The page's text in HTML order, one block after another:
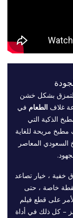
بشكل خشن
غلاف الطعام في
الذكية التي
مريحة للغاية
السعودي المعاصر
خفية ، خيار تصاعد
خاصة ، حتى
على قطع فيلم
– كل ذلك في أداة